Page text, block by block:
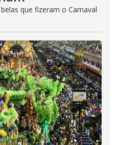
que fizeram o Carnaval